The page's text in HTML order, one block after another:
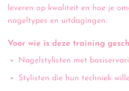
leveren op kwaliteit en hoe je
nageltypes en uitdagingen.
Voor wie is deze training
Nagelstylisten met
Stylisten die hun techniek